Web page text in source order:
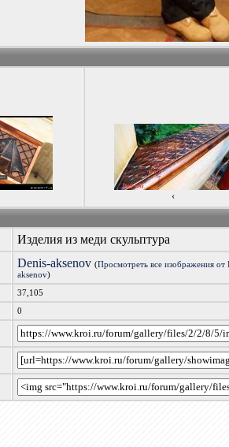
‹
Изделия из меди скульптура
Denis-aksenov (Просмотреть все изображения от
aksenov)
37,105
0